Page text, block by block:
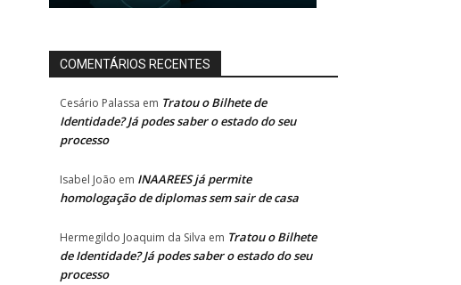
COMENTÁRIOS RECENTES
Cesário Palassa em Tratou o Bilhete de
Identidade? Já podes saber o estado do seu
processo
Isabel João em INAAREES já permite
homologação de diplomas sem sair de casa
Hermegildo Joaquim da Silva em Tratou o Bilhete
de Identidade? Já podes saber o estado do seu
processo